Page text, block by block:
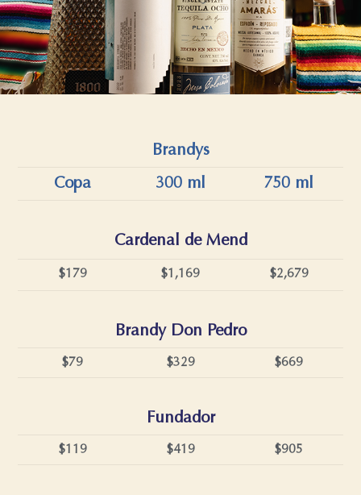
Brandys
Copa 300 ml 750 ml
Cardenal de Mend
$179 $1,169 $2,679
Brandy Don Pedro
$79 $329 $669
Fundador
$119 $419 $905